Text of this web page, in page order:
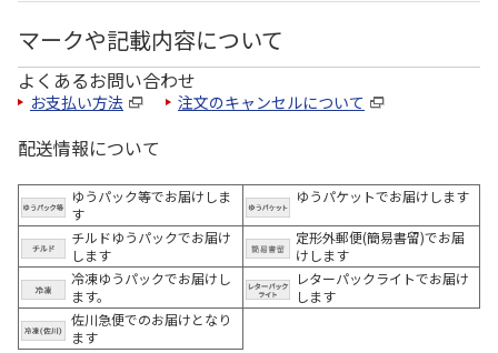
マークや記載内容について
よくあるお問い合わせ
お支払い方法 注文のキャンセルについて
配送情報について
ゆうパック等でお届けしま
す
ゆうパケットでお届けします
チルドゆうパックでお届け
します
定形外郵便(簡易書留)でお届
けします
冷凍ゆうパックでお届けし
ます。
レターパックライトでお届け
します
佐川急便でのお届けとなり
ます